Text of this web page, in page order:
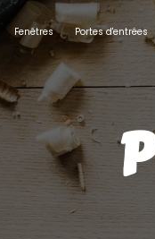
Fenêtres Portes d'entrées
des cookies